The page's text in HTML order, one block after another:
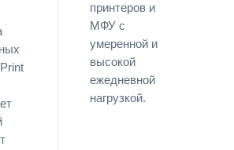
принтеров и
МФУ с
умеренной и
высокой
ежедневной
нагрузкой.